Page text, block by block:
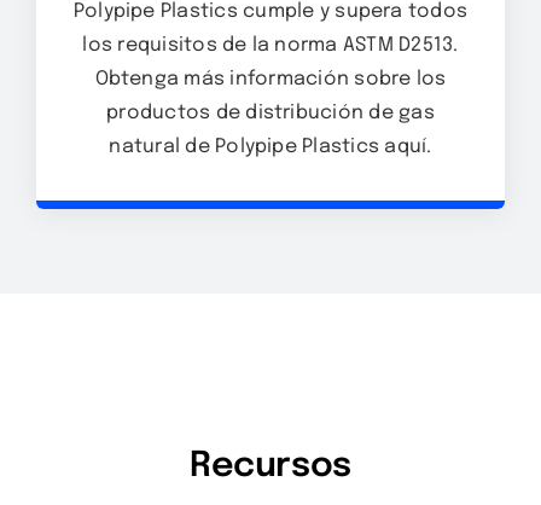
Polypipe Plastics cumple y supera todos
los requisitos de la norma ASTM D2513.
Obtenga más información sobre los
productos de distribución de gas
natural de Polypipe Plastics aquí.
Recursos